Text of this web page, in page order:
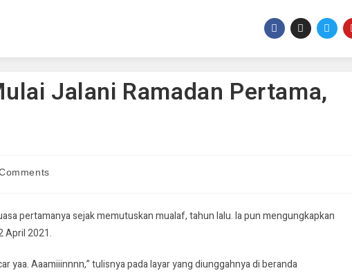
Jalani Ramadan Pertama,
pertamanya sejak memutuskan mualaf, tahun lalu. Ia pun mengungkapkan
April 2021.
yaa. Aaamiiinnnn,” tulisnya pada layar yang diunggahnya di beranda